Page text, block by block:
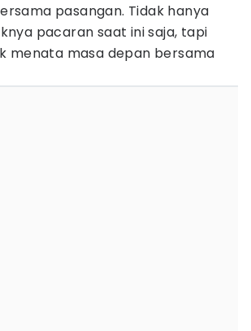
pasangan. Tidak hanya
pacaran saat ini saja, tapi
menata masa depan bersama